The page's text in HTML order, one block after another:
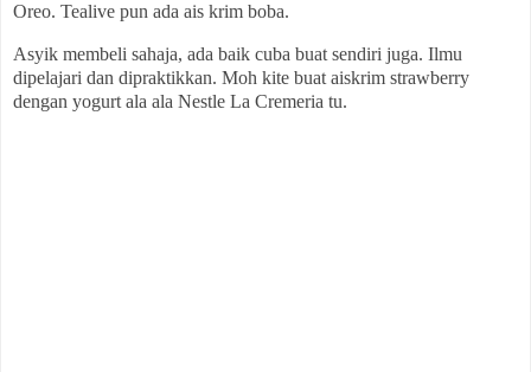
Oreo. Tealive pun ada ais krim boba.
Asyik membeli sahaja, ada baik cuba buat sendiri juga. Ilmu
dipelajari dan dipraktikkan. Moh kite buat aiskrim strawberry
dengan yogurt ala ala Nestle La Cremeria tu.